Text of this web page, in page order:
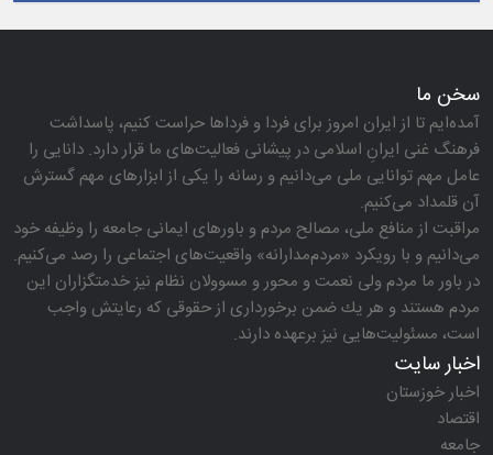
سخن ما
آمده‌ایم تا از ایران امروز برای فردا و فرداها حراست كنیم، پاسداشت
فرهنگ غنی ایرانِ اسلامی در پیشانی فعالیت‌های ما قرار دارد. دانایی را
عامل مهم توانایی ملی می‌دانیم و رسانه را یكی از ابزارهای مهم گسترش
آن قلمداد می‌كنیم.
مراقبت از منافع ملی، مصالح مردم و باورهای ایمانی جامعه را وظیفه خود
می‌دانیم و با رویكرد «مردم‌مدارانه‌» واقعیت‌های اجتماعی را رصد می‌كنیم.
در باور ما مردم ولی نعمت و محور و مسوولان نظام نیز خدمتگزاران این
مردم هستند و هر یك ضمن برخورداری از حقوقی كه رعایتش واجب
است، مسئولیت‌هایی نیز برعهده دارند.
اخبار سایت
اخبار خوزستان
اقتصاد
جامعه